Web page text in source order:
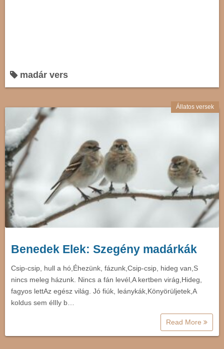
madár vers
Állatos versek
Benedek Elek: Szegény madárkák
Csip-csip, hull a hó,Éhezünk, fázunk,Csip-csip, hideg van,S
nincs meleg házunk. Nincs a fán levél,A kertben virág,Hideg,
fagyos lettAz egész világ. Jó fiúk, leánykák,Könyörüljetek,A
koldus sem élIly b…
Read More